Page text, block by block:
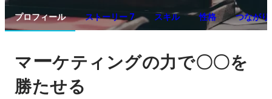
プロフィール ストーリー 7 スキル 性格 つながり
マーケティングの力で〇〇を
勝たせる